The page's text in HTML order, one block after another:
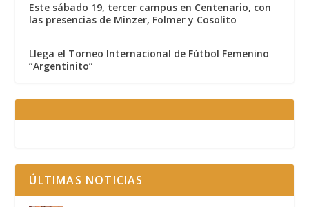
Este sábado 19, tercer campus en Centenario, con
las presencias de Minzer, Folmer y Cosolito
Llega el Torneo Internacional de Fútbol Femenino
“Argentinito”
ÚLTIMAS NOTICIAS